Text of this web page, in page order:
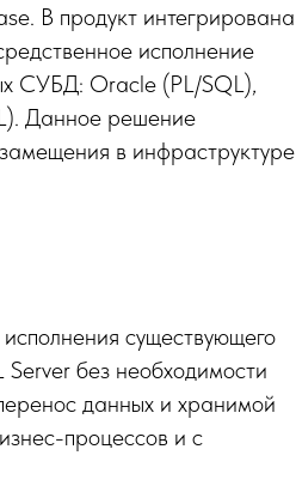
В продукт интегрирована
исполнение
СУБД: Oracle (PL/SQL),
Данное решение
в инфраструктуре
существующего
без необходимости
данных и хранимой
процессов и с